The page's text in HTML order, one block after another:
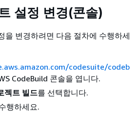
설정 변경(콘솔)
을 변경하려면 다음 절차에 수행하세
codesuite/codeb
CodeBuild 콘솔을 엽니다.
젝트 빌드를 선택합니다.
행하세요.